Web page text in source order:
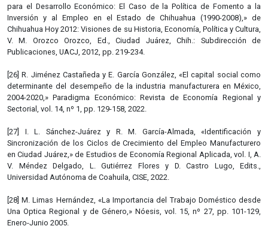
para el Desarrollo Económico: El Caso de la Política de Fomento a la
Inversión y al Empleo en el Estado de Chihuahua (1990-2008),» de
Chihuahua Hoy 2012: Visiones de su Historia, Economía, Política y Cultura,
V. M. Orozco Orozco, Ed., Ciudad Juárez, Chih.: Subdirección de
Publicaciones, UACJ, 2012, pp. 219-234.
[26] R. Jiménez Castañeda y E. García González, «El capital social como
determinante del desempeño de la industria manufacturera en México,
2004-2020,» Paradigma Económico: Revista de Economía Regional y
Sectorial, vol. 14, nº 1, pp. 129-158, 2022.
[27] I. L. Sánchez-Juárez y R. M. García-Almada, «Identificación y
Sincronización de los Ciclos de Crecimiento del Empleo Manufacturero
en Ciudad Juárez,» de Estudios de Economía Regional Aplicada, vol. I, A.
V. Méndez Delgado, L. Gutiérrez Flores y D. Castro Lugo, Edits.,
Universidad Autónoma de Coahuila, CISE, 2022.
[28] M. Limas Hernández, «La Importancia del Trabajo Doméstico desde
Una Optica Regional y de Género,» Nóesis, vol. 15, nº 27, pp. 101-129,
Enero-Junio 2005.